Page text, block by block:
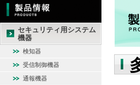
セキュリティ用システム
機器
検知器
受信制御機器
通報機器